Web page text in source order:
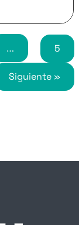
… 5
Siguiente »